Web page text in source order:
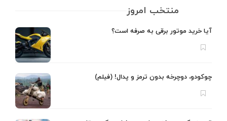
منتخب امروز
آیا خرید موتور برقی به صرفه است؟
چوکودو، دوچرخه بدون ترمز و پدال! (فیلم)